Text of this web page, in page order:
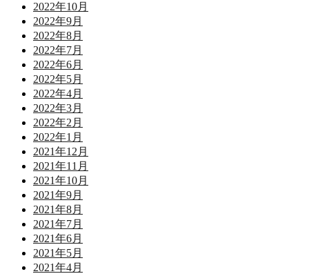
2022年10月
2022年9月
2022年8月
2022年7月
2022年6月
2022年5月
2022年4月
2022年3月
2022年2月
2022年1月
2021年12月
2021年11月
2021年10月
2021年9月
2021年8月
2021年7月
2021年6月
2021年5月
2021年4月